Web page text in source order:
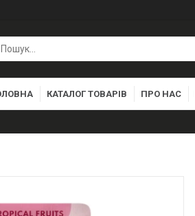
КАТАЛОГ ТОВАРІВ ПРО НАС